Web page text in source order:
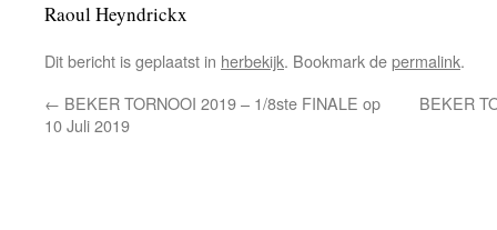
Raoul Heyndrickx
Dit bericht is geplaatst in herbekijk. Bookmark depermalink.
← BEKER TORNOOI 2019 – 1/8ste FINALE op
10 Juli 2019
BEKER